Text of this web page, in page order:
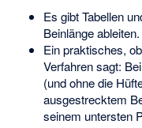
Es gibt Tabellen
Beinlänge ableiten.
Ein praktisches,
Verfahren sagt:
(und ohne die
ausgestrecktem
seinem untersten